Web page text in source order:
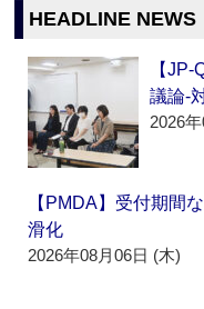
HEADLINE NEWS
【
議論‐
2026
【PMDA】受付期間
滑化
2026年08月06日 (木)